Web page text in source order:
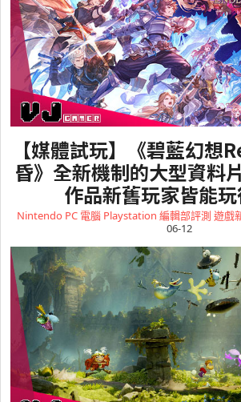
【媒體試玩】《碧藍幻想
昏》全新機制的大型資料
作品新舊玩家皆能
Nintendo PC 電腦 Playstation 編輯部評測 遊戲
06-12